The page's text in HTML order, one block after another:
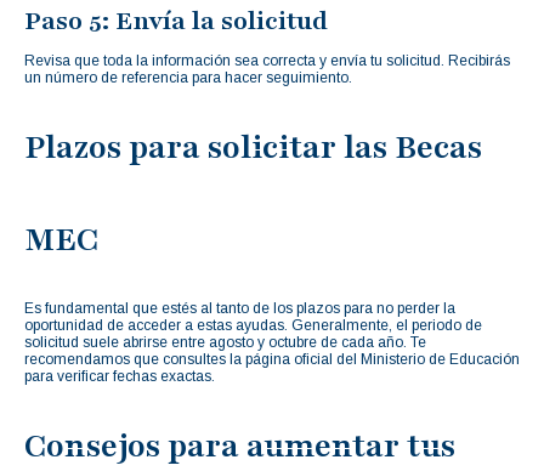
Paso 5: Envía la solicitud
Revisa que toda la información sea correcta y envía tu solicitud. Recibirás
un número de referencia para hacer seguimiento.
Plazos para solicitar las Becas
MEC
Es fundamental que estés al tanto de los plazos para no perder la
oportunidad de acceder a estas ayudas. Generalmente, el periodo de
solicitud suele abrirse entre agosto y octubre de cada año. Te
recomendamos que consultes la página oficial del Ministerio de Educación
para verificar fechas exactas.
Consejos para aumentar tus